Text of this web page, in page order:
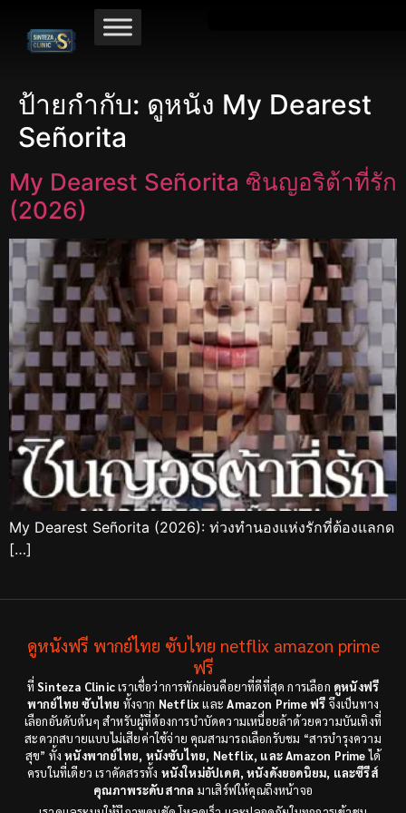
ป้ายกำกับ: ดูหนัง My Dearest
Señorita
My Dearest Señorita ซินญอริต้าที่รัก
(2026)
My Dearest Señorita (2026): ท่วงทำนองแห่งรักที่ต้องแลกด
[…]
ดูหนังฟรี พากย์ไทย ซับไทย netflix amazon prime
ฟรี
ที่Sinteza Clinicเราเชื่อว่าการพักผ่อนคือยาที่ดีที่สุด การเลือก ดูหนังฟรี
พากย์ไทย ซับไทย ทั้งจาก NetflixและAmazon Prime ฟรี จึงเป็นทาง
เลือกอันดับต้นๆ สำหรับผู้ที่ต้องการบำบัดความเหนื่อยล้าด้วยความบันเทิงที่
สะดวกสบายแบบไม่เสียค่าใช้จ่าย คุณสามารถเลือกรับชม “สารบำรุงความ
สุข” ทั้งหนังพากย์ไทย, หนังซับไทย, Netflix, และ Amazon Primeได้
ครบในที่เดียว เราคัดสรรทั้ง หนังใหม่อัปเดต, หนังดังยอดนิยม, และซีรีส์
คุณภาพระดับสากล มาเสิร์ฟให้คุณถึงหน้าจอ